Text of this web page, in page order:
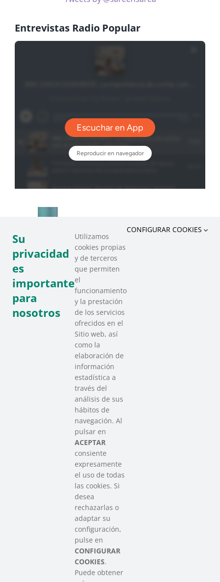
Entrevistas Radio Popular
SAREEN SAREA
Asociación que agrupa a las redes
del Tercer Sector Social en Euskadi
Contacto
info@sareensarea.eu
Iparraguirre, 9 lonja – 48009 Bilbao
946 569 230
Colabora
Su
privacidad
es
importante
para
nosotros
Utilizamos
cookies propias
y de terceros
que permiten
el
funcionamiento
y la prestación
de los servicios
ofrecidos en el
Sitio web, así
como la
elaboración de
información
estadística a
través del
análisis de sus
hábitos de
navegación. Al
pulsar en
ACEPTAR
consiente
expresamente
el uso de todas
las cookies. Si
desea
rechazarlas o
adaptar su
configuración,
pulse en
CONFIGURAR
COOKIES.
Puede obtener
CONFIGURAR COOKIES